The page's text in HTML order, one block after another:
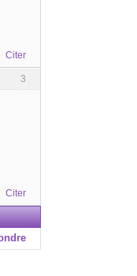
Citer
3
Citer